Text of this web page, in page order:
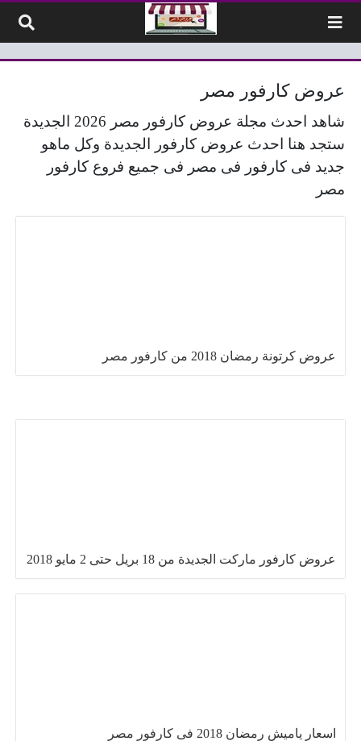
عروض كارفور مصر
شاهد احدث مجلة عروض كارفور مصر 2026 الجديدة
ستجد هنا احدث عروض كارفور الجديدة وكل ماهو
جديد فى كارفور فى مصر فى جميع فروع كارفور
مصر
عروض كرتونة رمضان 2018 من كارفور مصر
عروض كارفور ماركت الجديدة من 18 بريل حتى 2 مايو 2018
اسعار ياميش رمضان 2018 فى كارفور مصر